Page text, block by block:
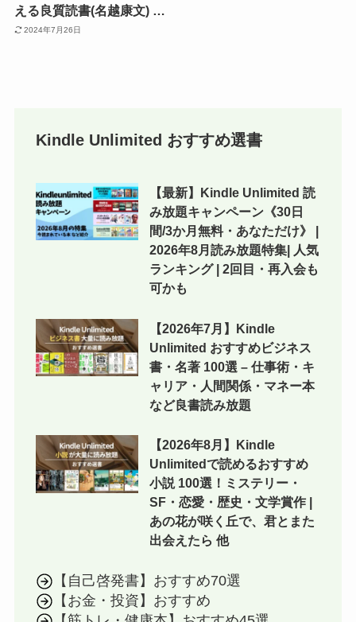
える良質読書(名越康文) 読
み方を少し変えるだけ！人
2024年7月26日
Kindle Unlimited おすすめ選書
【最新】Kindle Unlimited 読
み放題キャンペーン《30日
間/3か月無料・あなただけ》 |
2026年8月読み放題特集| 人気
ランキング | 2回目・再入会も
可かも
【2026年7月】Kindle
Unlimited おすすめビジネス
書・名著 100選 – 仕事術・キ
ャリア・人間関係・マネー本
など良書読み放題
【2026年8月】Kindle
Unlimitedで読めるおすすめ
小説 100選！ミステリー・
SF・恋愛・歴史・文学賞作 |
あの花が咲く丘で、君とまた
出会えたら 他
【自己啓発書】おすすめ70選
【お金・投資】おすすめ